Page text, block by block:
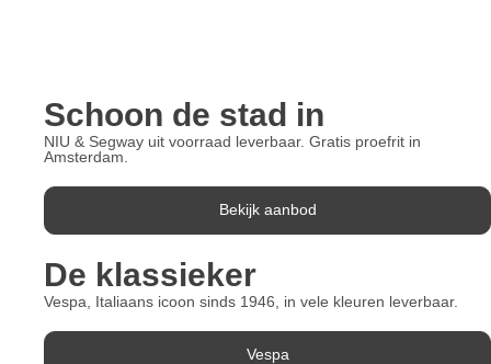
Schoon de stad in
NIU & Segway uit voorraad leverbaar. Gratis proefrit in
Amsterdam.
Bekijk aanbod
De klassieker
Vespa, Italiaans icoon sinds 1946, in vele kleuren leverbaar.
Vespa